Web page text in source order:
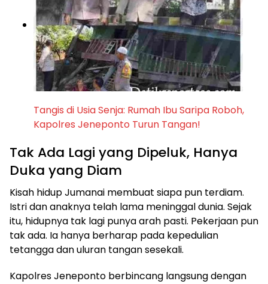
Tangis di Usia Senja: Rumah Ibu Saripa Roboh,
Kapolres Jeneponto Turun Tangan!
Tak Ada Lagi yang Dipeluk, Hanya
Duka yang Diam
Kisah hidup Jumanai membuat siapa pun terdiam.
Istri dan anaknya telah lama meninggal dunia. Sejak
itu, hidupnya tak lagi punya arah pasti. Pekerjaan pun
tak ada. Ia hanya berharap pada kepedulian
tetangga dan uluran tangan sesekali.
Kapolres Jeneponto berbincang langsung dengan